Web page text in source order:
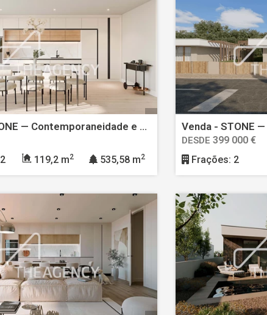
Venda - STONE — Contemporaneidade e Exclusividade com Vista para o Castelo de Óbidos
2 119,2 m2 535,58 m2
DESDE 399 000 €
Frações: 2